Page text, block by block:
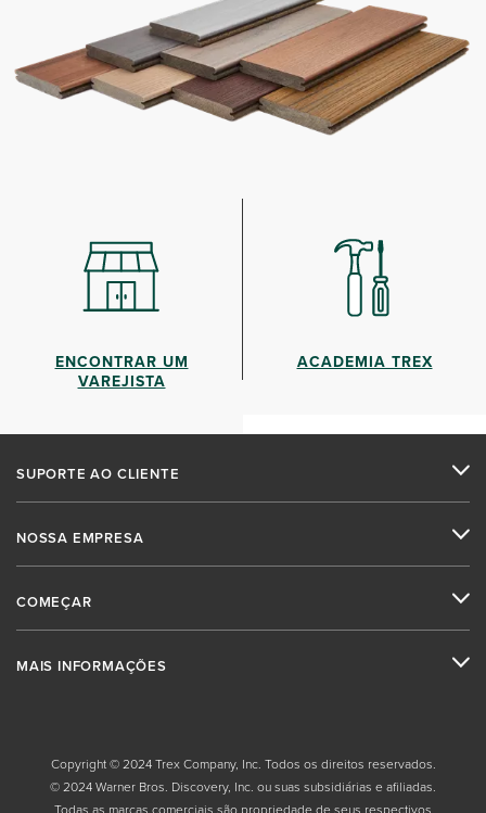
ENCONTRAR UM
VAREJISTA
ACADEMIA TREX
SUPORTE AO CLIENTE
NOSSA EMPRESA
COMEÇAR
MAIS INFORMAÇÕES
Copyright © 2024 Trex Company, Inc. Todos os direitos reservados.
© 2024 Warner Bros. Discovery, Inc. ou suas subsidiárias e afiliadas.
Todas as marcas comerciais são propriedade de seus respectivos